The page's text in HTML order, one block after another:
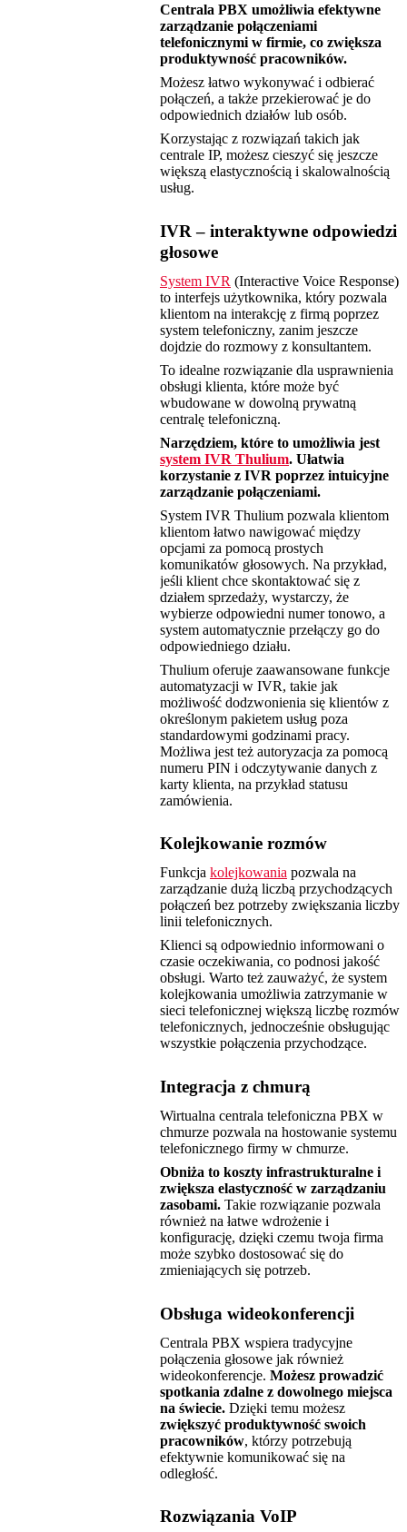
Centrala PBX umożliwia efektywne
zarządzanie połączeniami
telefonicznymi w firmie, co zwiększa
produktywność pracowników.
Możesz łatwo wykonywać i odbierać
połączeń, a także przekierować je do
odpowiednich działów lub osób.
Korzystając z rozwiązań takich jak
centrale IP, możesz cieszyć się jeszcze
większą elastycznością i skalowalnością
usług.
IVR – interaktywne odpowiedzi
głosowe
System IVR (Interactive Voice Response)
to interfejs użytkownika, który pozwala
klientom na interakcję z firmą poprzez
system telefoniczny, zanim jeszcze
dojdzie do rozmowy z konsultantem.
To idealne rozwiązanie dla usprawnienia
obsługi klienta, które może być
wbudowane w dowolną prywatną
centralę telefoniczną.
Narzędziem, które to umożliwia jest
system IVR Thulium. Ułatwia
korzystanie z IVR poprzez intuicyjne
zarządzanie połączeniami.
System IVR Thulium pozwala klientom
klientom łatwo nawigować między
opcjami za pomocą prostych
komunikatów głosowych. Na przykład,
jeśli klient chce skontaktować się z
działem sprzedaży, wystarczy, że
wybierze odpowiedni numer tonowo, a
system automatycznie przełączy go do
odpowiedniego działu.
Thulium oferuje zaawansowane funkcje
automatyzacji w IVR, takie jak
możliwość dodzwonienia się klientów z
określonym pakietem usług poza
standardowymi godzinami pracy.
Możliwa jest też autoryzacja za pomocą
numeru PIN i odczytywanie danych z
karty klienta, na przykład statusu
zamówienia.
Kolejkowanie rozmów
Funkcja kolejkowania pozwala na
zarządzanie dużą liczbą przychodzących
połączeń bez potrzeby zwiększania liczby
linii telefonicznych.
Klienci są odpowiednio informowani o
czasie oczekiwania, co podnosi jakość
obsługi. Warto też zauważyć, że system
kolejkowania umożliwia zatrzymanie w
sieci telefonicznej większą liczbę rozmów
telefonicznych, jednocześnie obsługując
wszystkie połączenia przychodzące.
Integracja z chmurą
Wirtualna centrala telefoniczna PBX w
chmurze pozwala na hostowanie systemu
telefonicznego firmy w chmurze.
Obniża to koszty infrastrukturalne i
zwiększa elastyczność w zarządzaniu
zasobami. Takie rozwiązanie pozwala
również na łatwe wdrożenie i
konfigurację, dzięki czemu twoja firma
może szybko dostosować się do
zmieniających się potrzeb.
Obsługa wideokonferencji
Centrala PBX wspiera tradycyjne
połączenia głosowe jak również
wideokonferencje. Możesz prowadzić
spotkania zdalne z dowolnego miejsca
na świecie. Dzięki temu możesz
zwiększyć produktywność swoich
pracowników, którzy potrzebują
efektywnie komunikować się na
odległość.
Rozwiązania VoIP